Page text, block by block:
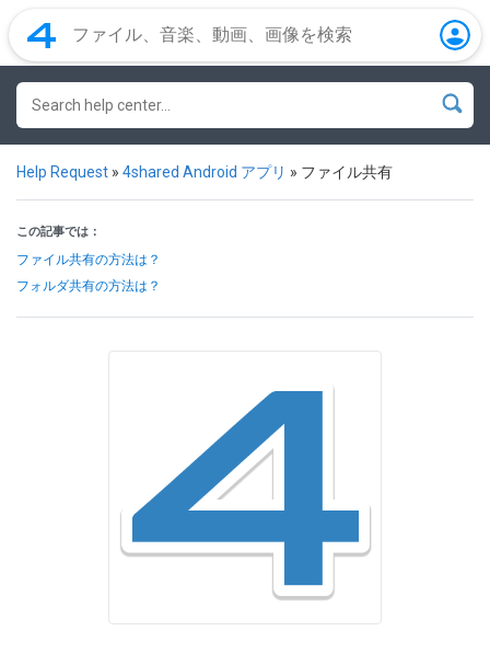
Help Request » 4shared Android アプリ » ファイル共有
この記事では：
ファイル共有の方法は？
フォルダ共有の方法は？